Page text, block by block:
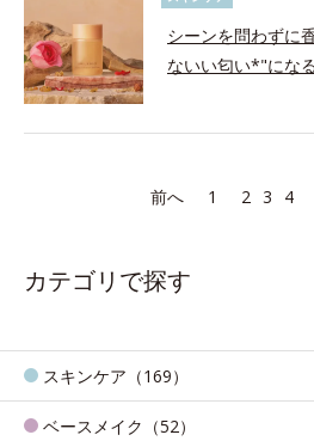
シーンを問わずに
ないい匂い*"にな
前へ 1 2 3 4
カテゴリで探す
スキンケア（169）
ベースメイク（52）